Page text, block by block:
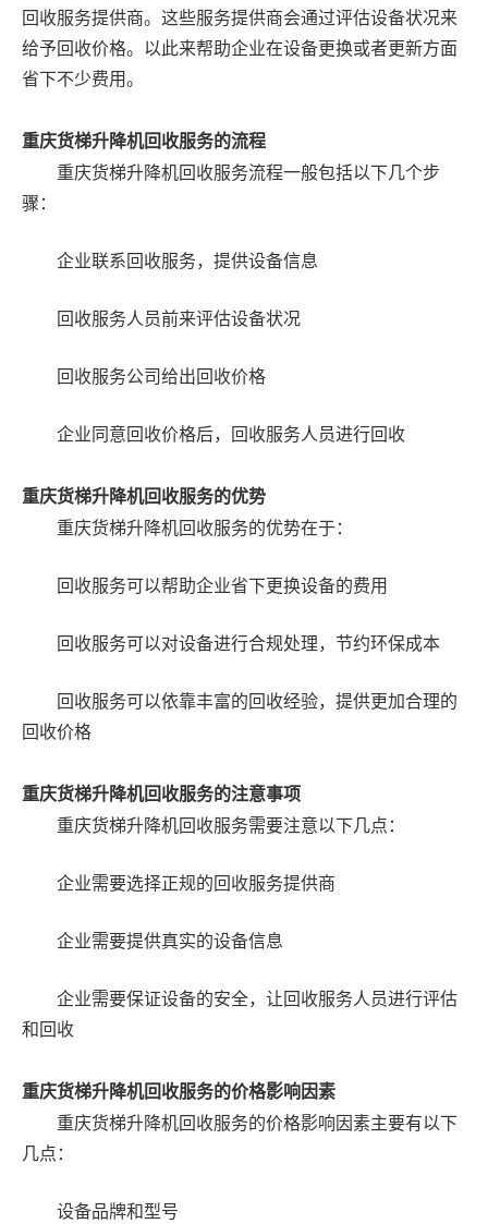
回收服务提供商。这些服务提供商会通过评估设备状况来
给予回收价格。以此来帮助企业在设备更换或者更新方面
省下不少费用。
重庆货梯升降机回收服务的流程
重庆货梯升降机回收服务流程一般包括以下几个步
骤：
企业联系回收服务，提供设备信息
回收服务人员前来评估设备状况
回收服务公司给出回收价格
企业同意回收价格后，回收服务人员进行回收
重庆货梯升降机回收服务的优势
重庆货梯升降机回收服务的优势在于：
回收服务可以帮助企业省下更换设备的费用
回收服务可以对设备进行合规处理，节约环保成本
回收服务可以依靠丰富的回收经验，提供更加合理的
回收价格
重庆货梯升降机回收服务的注意事项
重庆货梯升降机回收服务需要注意以下几点：
企业需要选择正规的回收服务提供商
企业需要提供真实的设备信息
企业需要保证设备的安全，让回收服务人员进行评估
和回收
重庆货梯升降机回收服务的价格影响因素
重庆货梯升降机回收服务的价格影响因素主要有以下
几点：
设备品牌和型号